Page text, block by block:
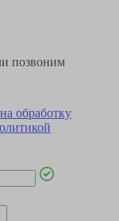
позвоним
обработку